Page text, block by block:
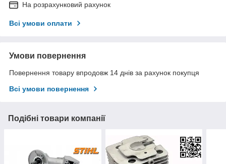
На розрахунковий рахунок
Всі умови оплати
Умови повернення
Повернення товару впродовж 14 днів за рахунок покупця
Всі умови повернення
Подібні товари компанії